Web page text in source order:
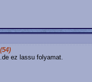
ez lassu folyamat.